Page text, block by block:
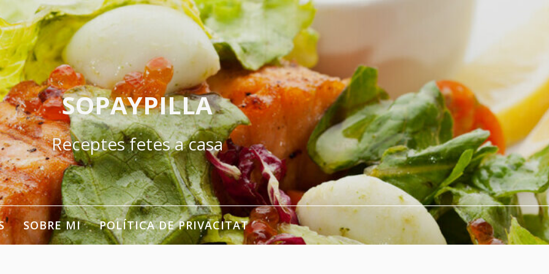
SOPAYPILLA
Receptes fetes a casa
SOBRE MI POLÍTICA DE PRIVACITAT